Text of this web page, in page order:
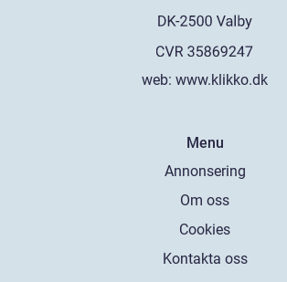
web: www.klikko.dk
Menu
Annonsering
Om oss
Cookies
Kontakta oss